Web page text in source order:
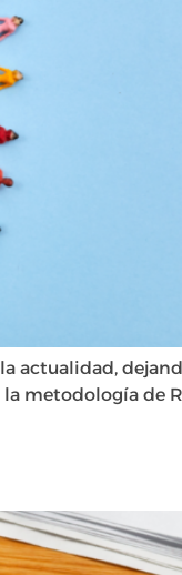
actualidad,
metodología de